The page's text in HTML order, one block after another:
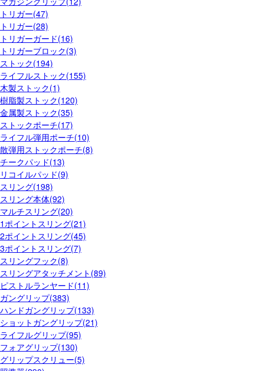
トリガー(47)
トリガー(28)
トリガーガード(16)
トリガーブロック(3)
ストック(194)
ライフルストック(155)
木製ストック(1)
樹脂製ストック(120)
金属製ストック(35)
ストックポーチ(17)
ライフル弾用ポーチ(10)
散弾用ストックポーチ(8)
チークパッド(13)
リコイルパッド(9)
スリング(198)
スリング本体(92)
マルチスリング(20)
1ポイントスリング(21)
2ポイントスリング(45)
3ポイントスリング(7)
スリングフック(8)
スリングアタッチメント(89)
ピストルランヤード(11)
ガングリップ(383)
ハンドガングリップ(133)
ショットガングリップ(21)
ライフルグリップ(95)
フォアグリップ(130)
グリップスクリュー(5)